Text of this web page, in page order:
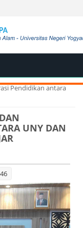
Pendidikan antara
UNY DAN